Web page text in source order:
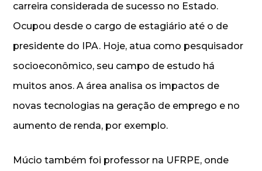
carreira considerada de sucesso no Estado.
Ocupou desde o cargo de estagiário até o de
presidente do IPA. Hoje, atua como pesquisador
socioeconômico, seu campo de estudo há
muitos anos. A área analisa os impactos de
novas tecnologias na geração de emprego e no
aumento de renda, por exemplo.
Múcio também foi professor na UFRPE, onde